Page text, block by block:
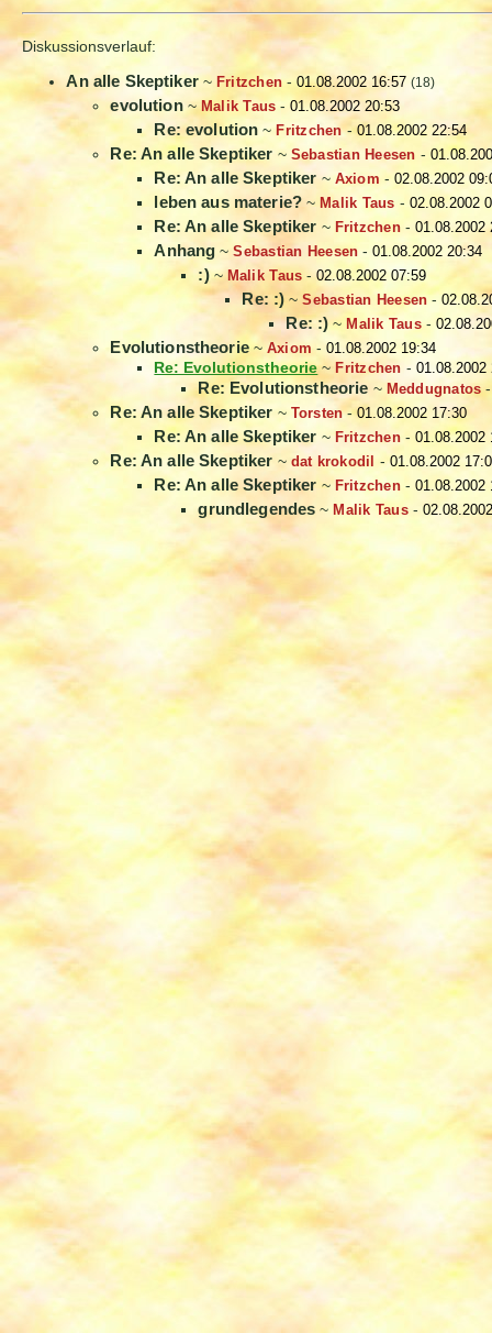
Diskussionsverlauf:
An alle Skeptiker~ Fritzchen-01.08.2002 16:57 (18)
evolution~Malik Taus -01.08.2002 20:53
Re: evolution ~ Fritzchen-01.08.2002 22:54
Re: An alle Skeptiker ~ Sebastian Heesen -
Re: An alle Skeptiker~ Axiom - 02.08.2002
leben aus materie? ~ Malik Taus - 02.08.2002
Re: An alle Skeptiker ~ Fritzchen- 01.08.2002
Anhang ~Sebastian Heesen -01.08.2002 20:34
:)~Malik Taus -02.08.2002 07:59
Re: :) ~Sebastian Heesen-
Re: :) ~ Malik Taus-
Evolutionstheorie~ Axiom-01.08.2002 19:34
Re: Evolutionstheorie~ Fritzchen - 01.08.2002
Re: Evolutionstheorie ~ Meddugnatos
Re: An alle Skeptiker ~ Torsten-01.08.2002 17:30
Re: An alle Skeptiker ~ Fritzchen- 01.08.2002
Re: An alle Skeptiker ~ dat krokodil -01.08.2002
Re: An alle Skeptiker ~ Fritzchen- 01.08.2002
grundlegendes ~ Malik Taus-